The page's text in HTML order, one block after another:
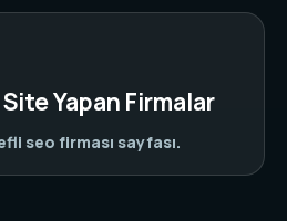
Yapan Firmalar
seo firması sayfası.